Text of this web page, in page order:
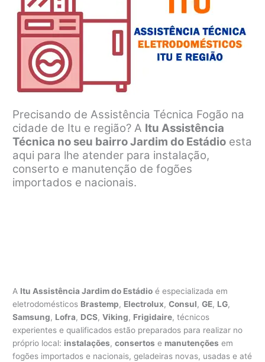
Precisando de Assistência Técnica Fogão na
cidade de Itu e região? A Itu Assistência
Técnica no seu bairro Jardim do Estádio esta
aqui para lhe atender para instalação,
conserto e manutenção de fogões
importados e nacionais.
A Itu Assistência Jardim do Estádio é especializada em
eletrodomésticos Brastemp, Electrolux,Consul,GE, LG,
Samsung, Lofra, DCS,Viking, Frigidaire, técnicos
experientes e qualificados estão preparados para realizar no
próprio local: instalações,consertos e manutenções em
fogões importados e nacionais, geladeiras novas, usadas e até